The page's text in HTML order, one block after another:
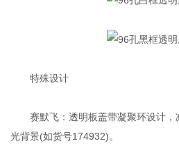
特殊设计‌
赛默飞‌：透明板盖带凝聚环设计，
光背景(如货号174932)‌。